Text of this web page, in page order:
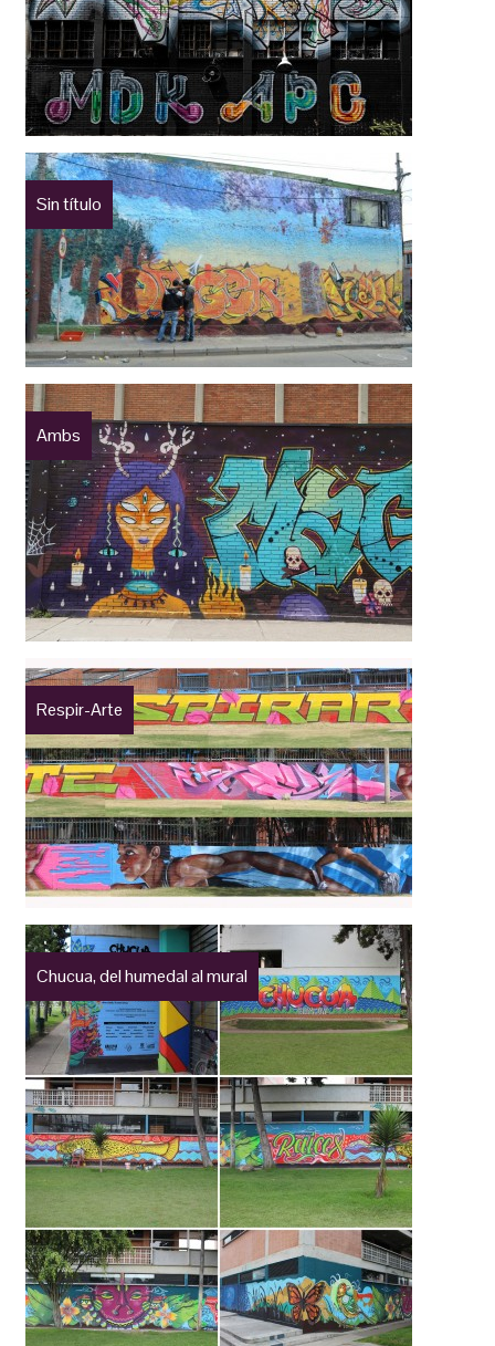
Sin título
Ambs
Respir-Arte
Chucua, del humedal al mural